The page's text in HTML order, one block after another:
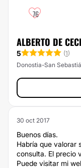
76
ALBERTO DE
5 (1)
Donostia-San
30 oct 2017
Buenos días.
Habría que valorar
consulta. El precio
Puede visitar mi